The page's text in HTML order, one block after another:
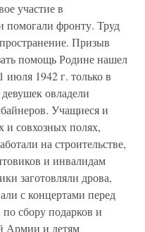
участие в
помогали фронту. Труд
Призыв
помощь Родине нашел
1942 г. только в
овладели
Учащиеся и
и совхозных полях,
на строительстве,
и инвалидам
заготовляли дрова,
с концертами перед
сбору подарков и
Армии и детям